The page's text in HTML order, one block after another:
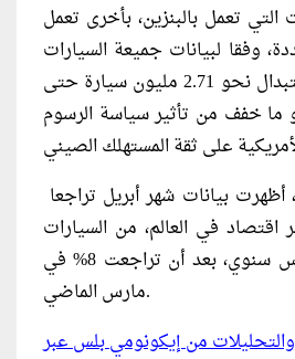
التي تعمل بالبنزين، بأخرى تعمل
وفقا لبيانات جميعة السيارات
شملت هذه الخطة استبدال نحو 2.71 مليون سيارة حتى
ما خفف من تأثير سياسة الرسوم
في العالم، من السيارات
بقرابة 2.2% على أساس سنوي، بعد أن تراجعت 8% في
مارس الماضي.
والتحليلات من إيكونومي بلس عبر